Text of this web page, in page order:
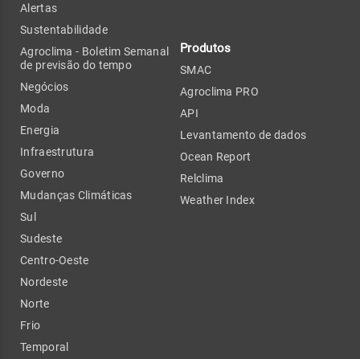
Alertas
Sustentabilidade
Agroclima - Boletim Semanal
de previsão do tempo
Negócios
Moda
Energia
Infraestrutura
Governo
Mudanças Climáticas
Sul
Sudeste
Centro-Oeste
Nordeste
Norte
Frio
Temporal
Produtos
SMAC
Agroclima PRO
API
Levantamento de dados
Ocean Report
Relclima
Weather Index